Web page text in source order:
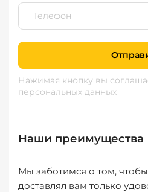
Нажимая кнопку вы
персональных данных
Наши преимущества
Мы заботимся о том,
доставлял вам только